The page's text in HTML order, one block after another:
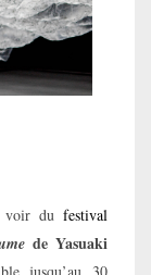
voir du festival
de Yasuaki
jusqu’au 30